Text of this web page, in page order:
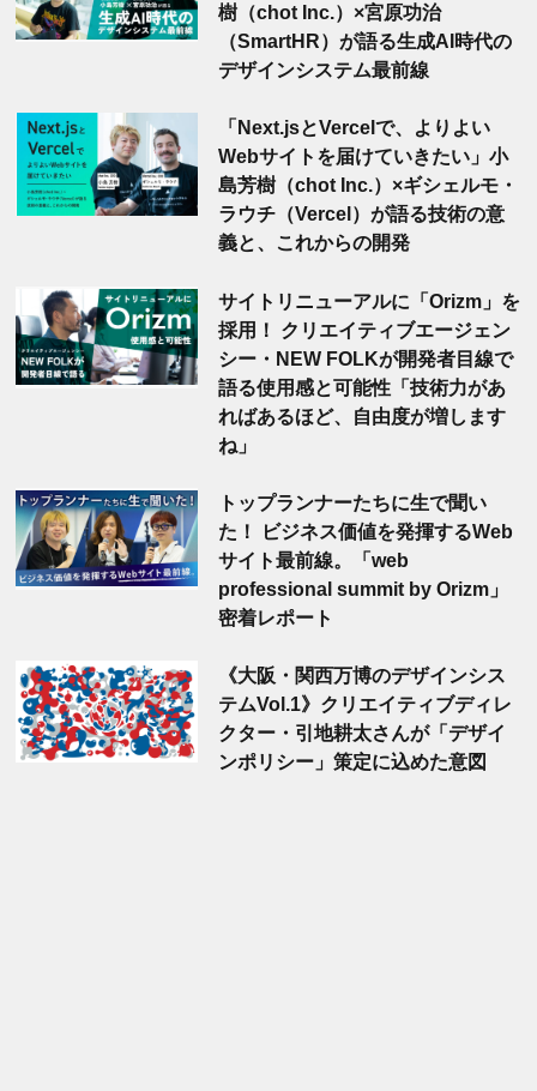
樹（chot Inc.）×宮原功治
（SmartHR）が語る生成AI時代の
デザインシステム最前線
「Next.jsとVercelで、よりよい
Webサイトを届けていきたい」小
島芳樹（chot Inc.）×ギシェルモ・
ラウチ（Vercel）が語る技術の意
義と、これからの開発
サイトリニューアルに「Orizm」を
採用！ クリエイティブエージェン
シー・NEW FOLKが開発者目線で
語る使用感と可能性「技術力があ
ればあるほど、自由度が増します
ね」
トップランナーたちに生で聞い
た！ ビジネス価値を発揮するWeb
サイト最前線。「web
professional summit by Orizm」
密着レポート
《大阪・関西万博のデザインシス
テムVol.1》クリエイティブディレ
クター・引地耕太さんが「デザイ
ンポリシー」策定に込めた意図